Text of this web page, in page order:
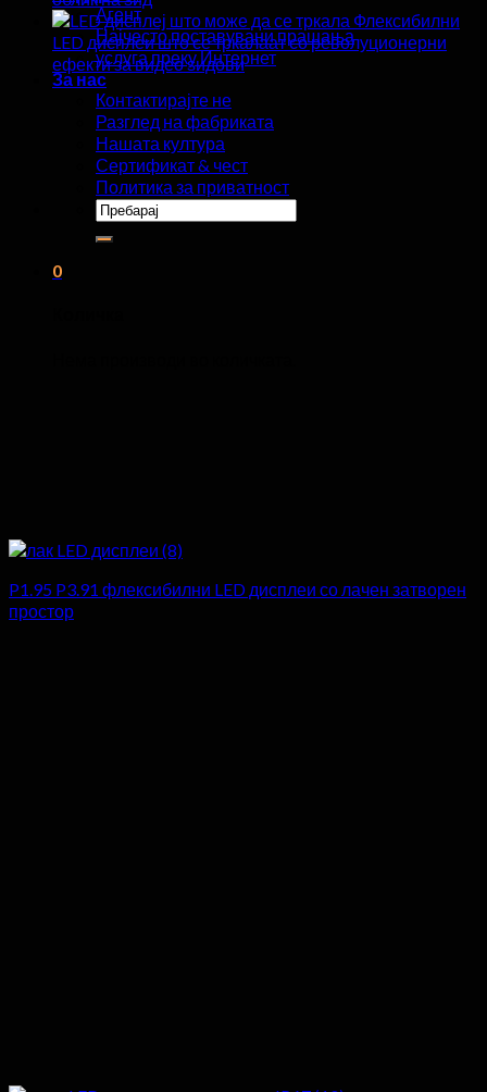
Агент
Најчесто поставувани прашања
услуга преку Интернет
За нас
Контактирајте не
Разглед на фабриката
Нашата култура
Сертификат & чест
Политика за приватност
Пребарај
за:
0
Флексибилни
LED дисплеи што се тркалаат со револуционерни
ефекти за видео ѕидови
P1.95 P3.91 флексибилни LED дисплеи со лачен затворен
простор